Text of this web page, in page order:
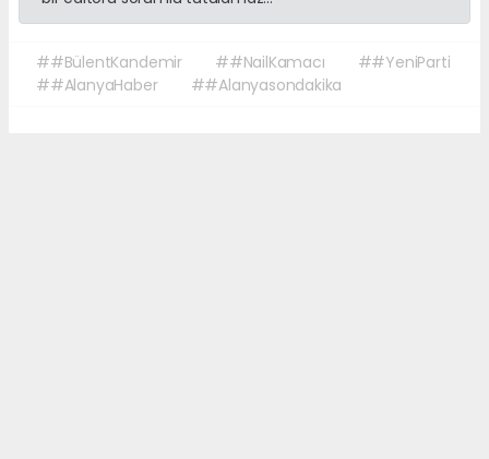
##BülentKandemir ##NailKamacı
##YeniParti
##AlanyaHaber
##Alanyasondakika